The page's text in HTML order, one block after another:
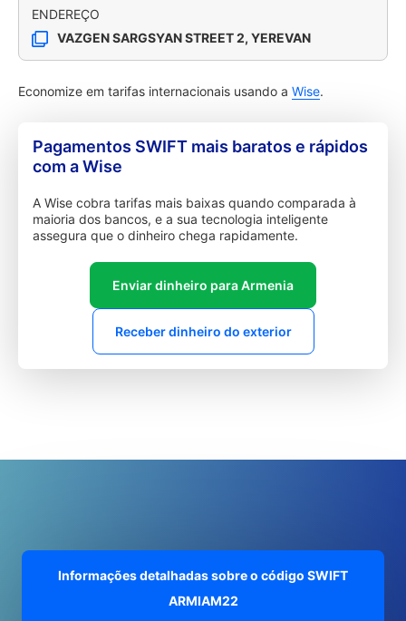
ENDEREÇO
VAZGEN SARGSYAN STREET 2, YEREVAN
Economize em tarifas internacionais usando a Wise.
Pagamentos SWIFT mais baratos e rápidos
com a Wise
A Wise cobra tarifas mais baixas quando comparada à
maioria dos bancos, e a sua tecnologia inteligente
assegura que o dinheiro chega rapidamente.
Enviar dinheiro para Armenia
Receber dinheiro do exterior
Informações detalhadas sobre o código SWIFT
ARMIAM22